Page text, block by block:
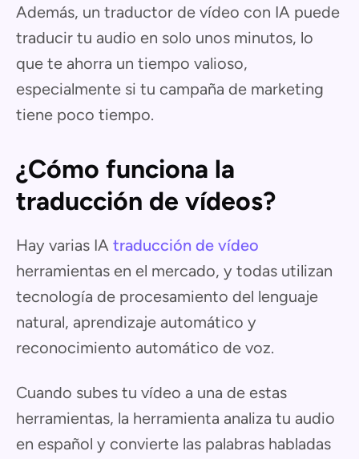
Además, un traductor de vídeo con IA puede
traducir tu audio en solo unos minutos, lo
que te ahorra un tiempo valioso,
especialmente si tu campaña de marketing
tiene poco tiempo.
¿Cómo funciona la
traducción de vídeos?
Hay varias IA traducción de vídeo
herramientas en el mercado, y todas utilizan
tecnología de procesamiento del lenguaje
natural, aprendizaje automático y
reconocimiento automático de voz.
Cuando subes tu vídeo a una de estas
herramientas, la herramienta analiza tu audio
en español y convierte las palabras habladas